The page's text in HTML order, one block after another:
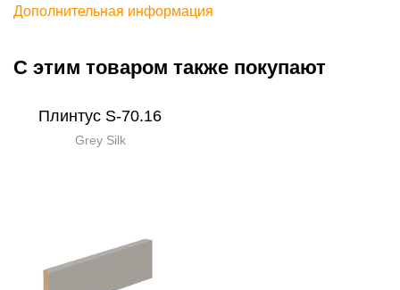
Дополнительная информация
С этим товаром также покупают
Плинтус S-70.16
Grey Silk